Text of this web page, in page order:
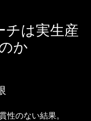
チは実生産
か
性のない結果。